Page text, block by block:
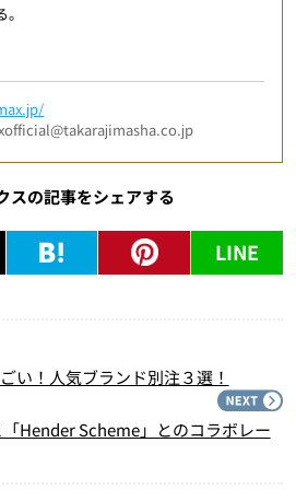
スの記事をシェアする
LINE
い！人気ブランド別注３選！
「Hender Scheme」とのコラボレー